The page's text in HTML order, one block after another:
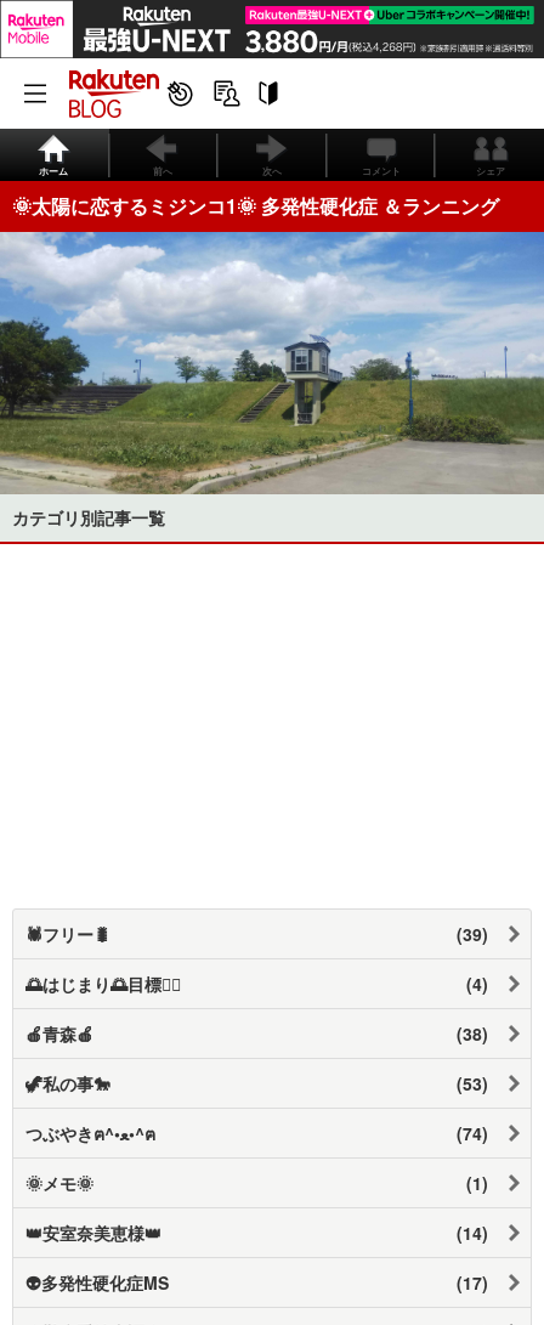
ホーム 前へ 次へ コメント シェア
🌞太陽に恋するミジンコ1🌞 多発性硬化症 ＆ランニング
カテゴリ別記事一覧
🕷️フリー🐛 (39)
🌅はじまり🌅目標❤️‍🔥 (4)
🍎青森🍎 (38)
🦖私の事🐎 (53)
つぶやきฅ⁠^⁠•⁠ﻌ⁠•⁠^⁠ฅ (74)
🌞メモ🌞 (1)
👑安室奈美恵様👑 (14)
👽多発性硬化症MS (17)